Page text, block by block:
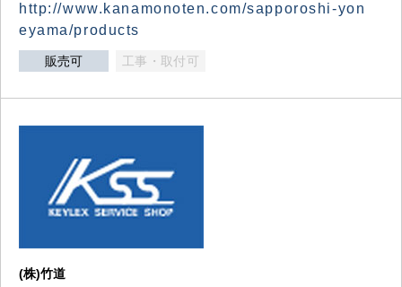
http://www.kanamonoten.com/sapporoshi-yon
eyama/products
販売可 工事・取付可
(株)竹道